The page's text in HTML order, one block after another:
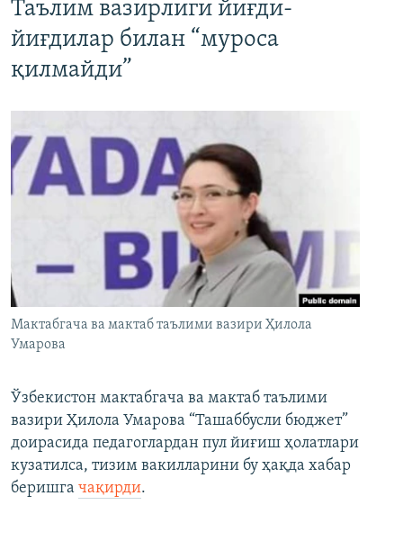
Таълим вазирлиги йиғди-
йиғдилар билан “муроса
қилмайди”
Мактабгача ва мактаб таълими вазири Ҳилола
Умарова
Ўзбекистон мактабгача ва мактаб таълими
вазири Ҳилола Умарова “Ташаббусли бюджет”
доирасида педагоглардан пул йиғиш ҳолатлари
кузатилса, тизим вакилларини бу ҳақда хабар
беришга чақирди.